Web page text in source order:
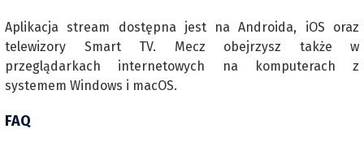
Aplikacja stream dostępna jest na Androida, iOS oraz
telewizory Smart TV. Mecz obejrzysz także w
przeglądarkach internetowych na komputerach z
systemem Windows i macOS.
FAQ